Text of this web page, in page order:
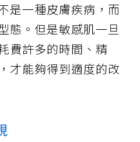
是一種皮膚疾病，而
態。但是敏感肌一旦
費許多的時間、精
才能夠得到適度的改